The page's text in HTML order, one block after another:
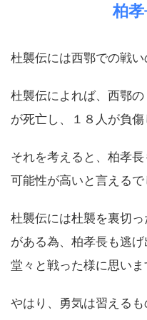
柏
杜襲伝には西鄂での戦い
杜襲伝によれば、西鄂
が死亡し、１８人が負傷
それを考えると、柏孝
可能性が高いと言えるで
杜襲伝には杜襲を裏切
がある為、柏孝長も逃
堂々と戦った様に思いま
やはり、勇気は習えるも